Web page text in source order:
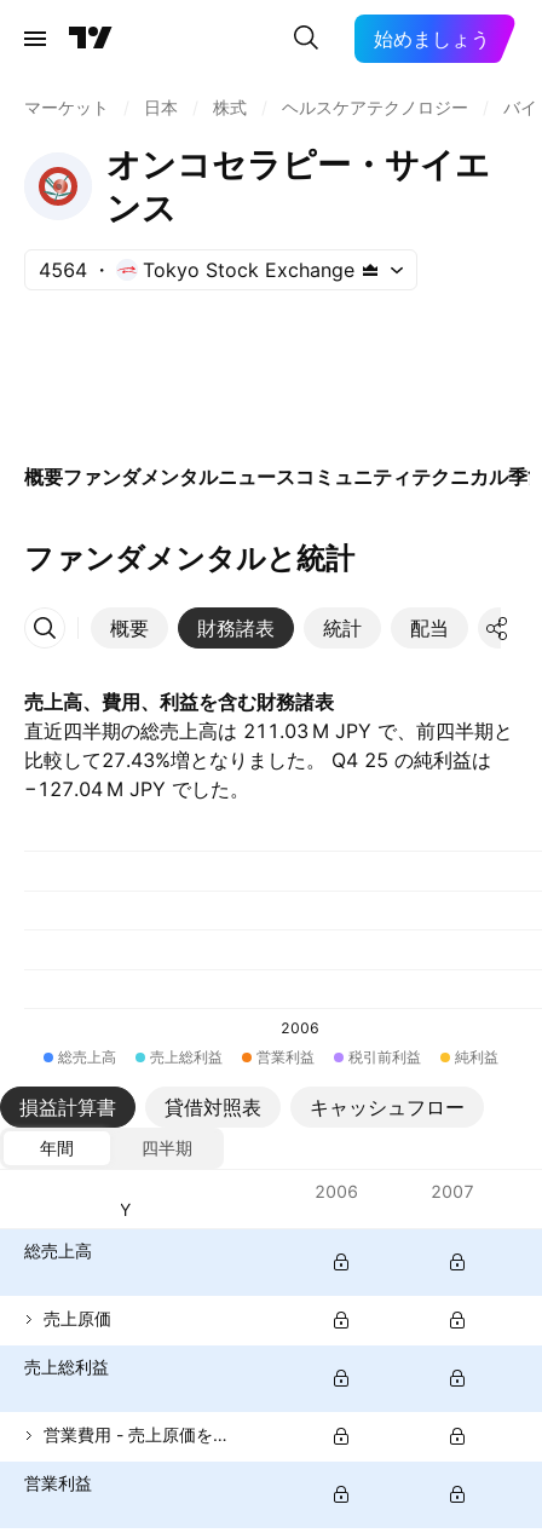
始めましょう
マーケット 日本 株式 ヘルスケアテクノロジー バイ
オンコセラピー・サイエ
ンス
4564 Tokyo Stock Exchange
概要ファンダメンタルニュースコミュニティテクニカル季
ファンダメンタルと統計
概要 財務諸表 統計 配当 決算
その他
売上高、費用、利益を含む財務諸表
直近四半期の総売上高は ‪211.03 M‬ JPY で、前四半期と
比較して27.43%増となりました。 Q4 25 の純利益は
‪−127.04 M‬ JPY でした。
2006
総売上高
売上総利益 営業利益 税引前利益 純利益
損益計算書 貸借対照表 キャッシュフロー
年間
四半期
通貨: JPY
2006 2007
総売上高
売上原価
売上総利益
営業費用 - 売上原価を除く
営業利益